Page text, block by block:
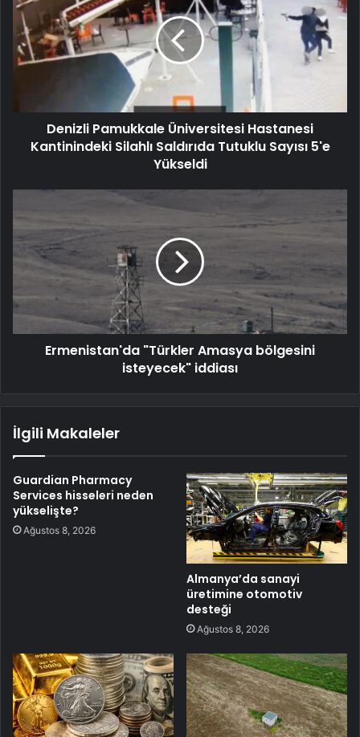
Denizli Pamukkale Üniversitesi Hastanesi
Kantinindeki Silahlı Saldırıda Tutuklu Sayısı 5'e
Yükseldi
Ermenistan'da "Türkler Amasya bölgesini
isteyecek" iddiası
İlgili Makaleler
Guardian Pharmacy
Services hisseleri neden
yükselişte?
Ağustos 8, 2026
Almanya’da sanayi
üretimine otomotiv
desteği
Ağustos 8, 2026